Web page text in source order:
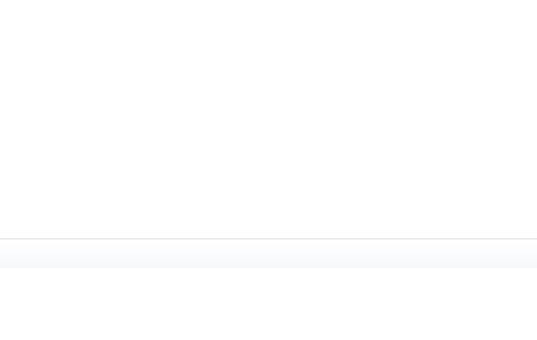
dolor sit amet, consectetur adipiscing elit. Ut elit tellus,